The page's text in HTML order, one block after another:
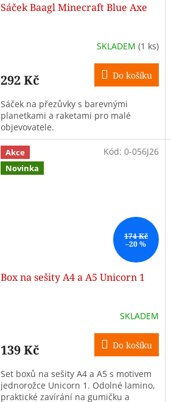
Sáček Baagl Minecraft Blue Axe
SKLADEM (1 ks)
292 Kč Do košíku
Sáček na přezůvky s barevnými
planetkami a raketami pro malé
objevovatele.
Akce
Novinka
174 Kč
–20 %
Box na sešity A4 a A5 Unicorn 1
SKLADEM
139 Kč Do košíku
Set boxů na sešity A4 a A5 s motivem
jednorožce Unicorn 1. Odolné lamino,
praktické zavírání na gumičku a
Kód: 0-056J26